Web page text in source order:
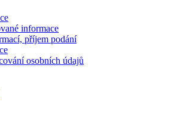
informace
příjem podání
osobních údajů